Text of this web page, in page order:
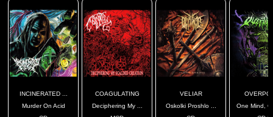
INCINERATED ...
Murder On Acid
COAGULATING
Deciphering My ...
VELIAR
Oskolki Proshlo ...
One Mind,